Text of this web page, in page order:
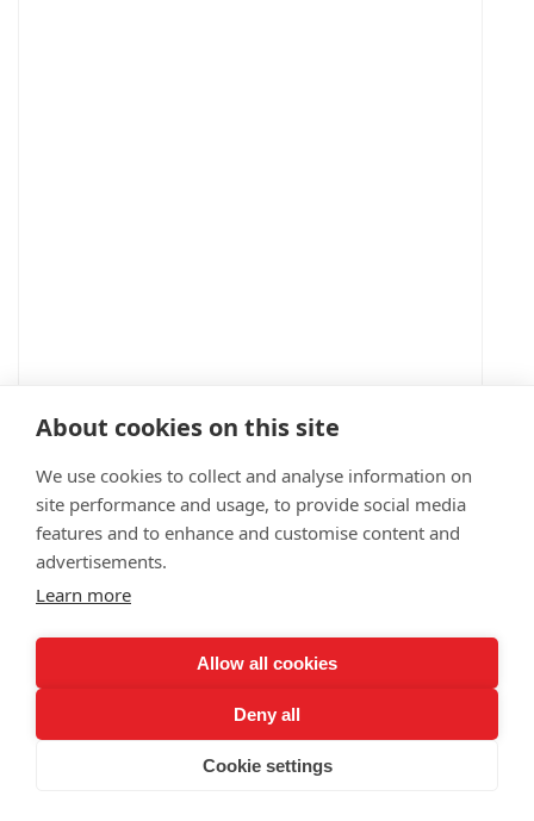
About cookies on this site
We use cookies to collect and analyse information on
site performance and usage, to provide social media
features and to enhance and customise content and
advertisements.
Learn more
Allow all cookies
Deny all
Cookie settings